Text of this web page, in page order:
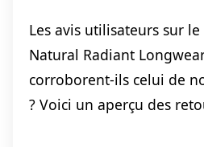
Les avis utilisateurs sur
Natural Radiant
corroborent-ils celui de
? Voici un aperçu des